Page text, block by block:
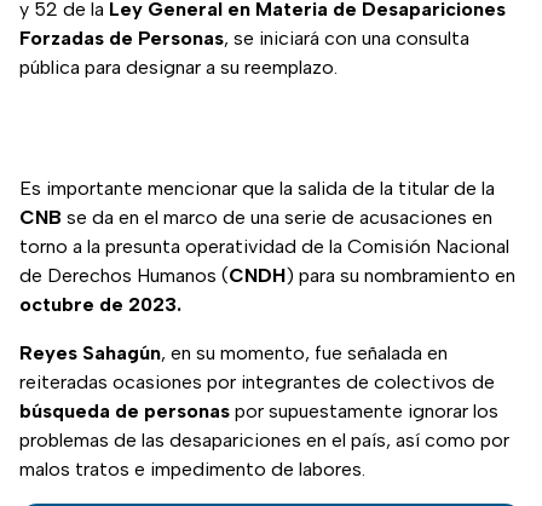
y 52 de la Ley General en Materia de Desapariciones
Forzadas de Personas, se iniciará con una consulta
pública para designar a su reemplazo.
Es importante mencionar que la salida de la titular de la
CNB se da en el marco de una serie de acusaciones en
torno a la presunta operatividad de la Comisión Nacional
de Derechos Humanos (CNDH) para su nombramiento en
octubre de 2023.
Reyes Sahagún, en su momento, fue señalada en
reiteradas ocasiones por integrantes de colectivos de
búsqueda de personas por supuestamente ignorar los
problemas de las desapariciones en el país, así como por
malos tratos e impedimento de labores.